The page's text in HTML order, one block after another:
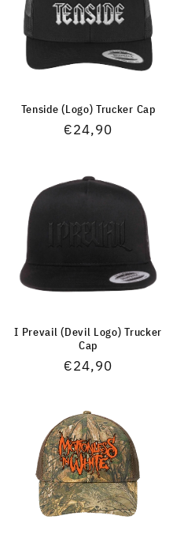
Tenside (Logo) Trucker Cap
Normaler
€24,90
I Prevail (Devil Logo) Trucker
Cap
Normaler
€24,90